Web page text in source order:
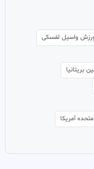
واسیل لفسکی
بریتانیا
آمریکا